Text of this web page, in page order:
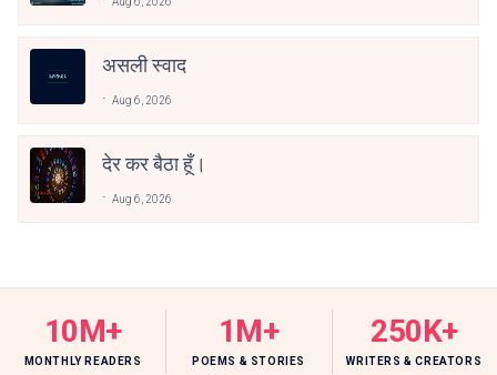
असली स्वाद
Aug 6, 2026
देर कर बैठा हूँ।
Aug 6, 2026
10M+
MONTHLY READERS
1M+
POEMS & STORIES
250K+
WRITERS & CREATORS